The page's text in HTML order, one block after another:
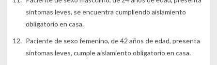
síntomas leves, se encuentra cumpliendo aislamiento
obligatorio en casa.
Paciente de sexo femenino, de 42 años de edad, presenta
síntomas leves, cumple aislamiento obligatorio en casa.